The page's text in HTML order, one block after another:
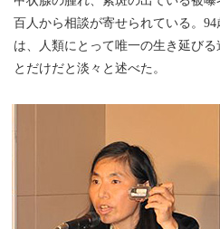
百人から相談が寄せられている。
は、人類にとって唯一の生き延び
とだけだと淡々と述べた。